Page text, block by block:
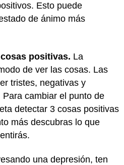
Esto puede
de ánimo más
positivas. La
de ver las cosas. Las
tristes, negativas y
cambiar el punto de
detectar 3 cosas positivas
más descubras lo que
una depresión, ten